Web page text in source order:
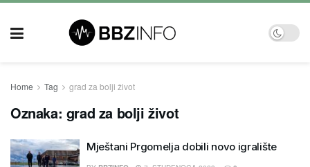
Home Tag grad za bolji život
Oznaka: grad za bolji život
Mještani Prgomelja dobili novo igralište